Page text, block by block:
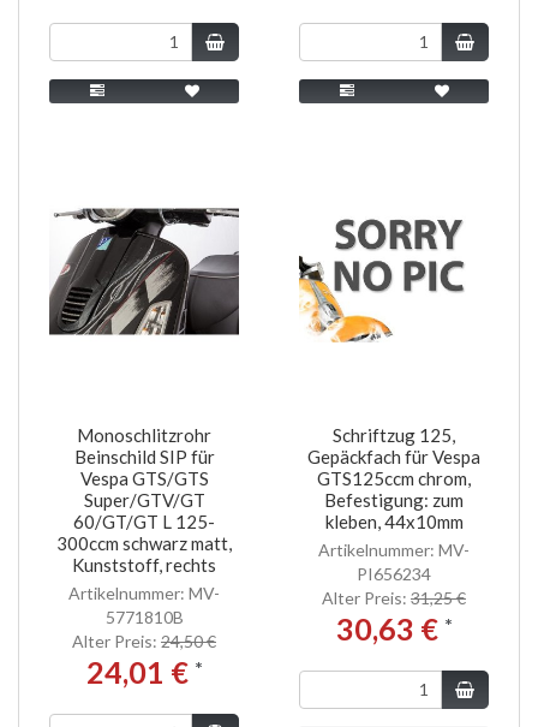
Monoschlitzrohr
Beinschild SIP für
Vespa GTS/GTS
Super/GTV/GT
60/GT/GT L 125-
300ccm schwarz matt,
Kunststoff, rechts
Artikelnummer: MV-
5771810B
Alter Preis: 24,50 €
24,01 € *
Schriftzug 125,
Gepäckfach für Vespa
GTS125ccm chrom,
Befestigung: zum
kleben, 44x10mm
Artikelnummer: MV-
PI656234
Alter Preis: 31,25 €
30,63 € *